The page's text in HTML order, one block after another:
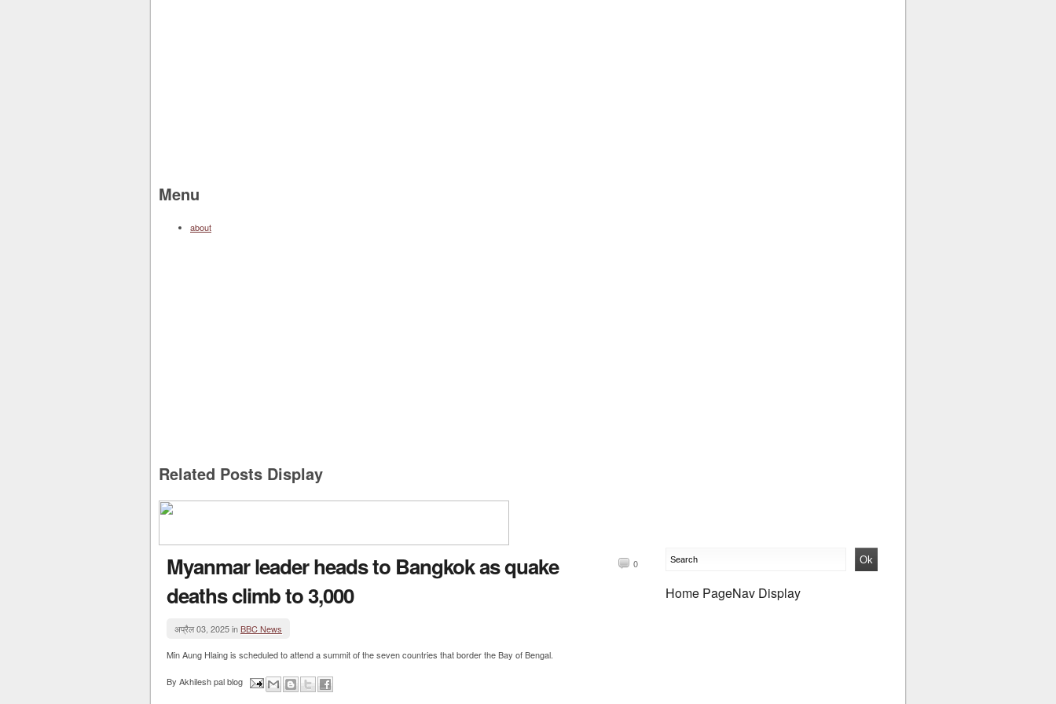
Menu
about
Related Posts Display
Myanmar leader heads to Bangkok as quake
deaths climb to 3,000
0
अप्रैल 03, 2025 inBBC News
Min Aung Hlaing is scheduled to attend a summit of the seven countries that border the Bay of Bengal.
By Akhilesh pal blog
Home PageNav Display